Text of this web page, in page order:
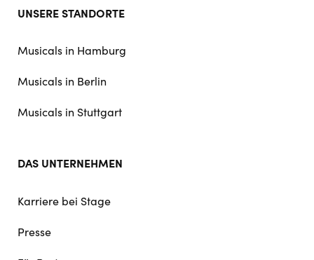
doormat
UNSERE STANDORTE
Musicals in Hamburg
Musicals in Berlin
Musicals in Stuttgart
DAS UNTERNEHMEN
Karriere bei Stage
Presse